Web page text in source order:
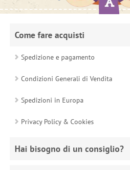
Come fare acquisti
Spedizione e pagamento
Condizioni Generali di Vendita
Spedizioni in Europa
Privacy Policy & Cookies
Hai bisogno di un consiglio?